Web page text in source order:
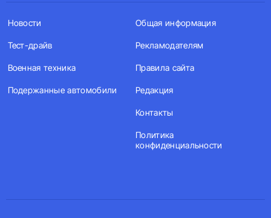
Новости
Тест-драйв
Военная техника
Подержанные автомобили
Общая информация
Рекламодателям
Правила сайта
Редакция
Контакты
Политика
конфиденциальности